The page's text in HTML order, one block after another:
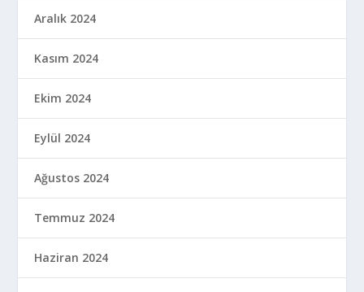
Aralık 2024
Kasım 2024
Ekim 2024
Eylül 2024
Ağustos 2024
Temmuz 2024
Haziran 2024